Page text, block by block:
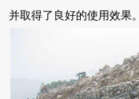
并取得了良好的使用效果。